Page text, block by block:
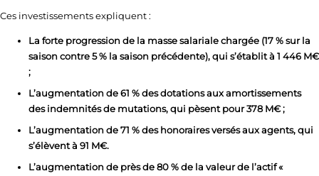
Ces investissements expliquent :
La forte progression de la masse salariale chargée (17 % sur la
saison contre 5 % la saison précédente), qui s’établit à 1 446 M€
;
L’augmentation de 61 % des dotations aux amortissements
des indemnités de mutations, qui pèsent pour 378 M€ ;
L’augmentation de 71 % des honoraires versés aux agents, qui
s’élèvent à 91 M€.
L’augmentation de près de 80 % de la valeur de l’actif «